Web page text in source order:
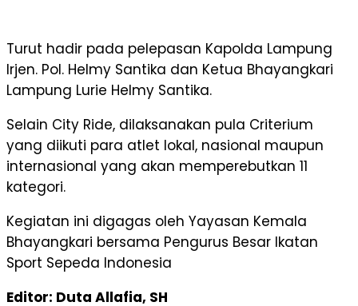
Turut hadir pada pelepasan Kapolda Lampung
Irjen. Pol. Helmy Santika dan Ketua Bhayangkari
Lampung Lurie Helmy Santika.
Selain City Ride, dilaksanakan pula Criterium
yang diikuti para atlet lokal, nasional maupun
internasional yang akan memperebutkan 11
kategori.
Kegiatan ini digagas oleh Yayasan Kemala
Bhayangkari bersama Pengurus Besar Ikatan
Sport Sepeda Indonesia
Editor: Duta Allafia, SH